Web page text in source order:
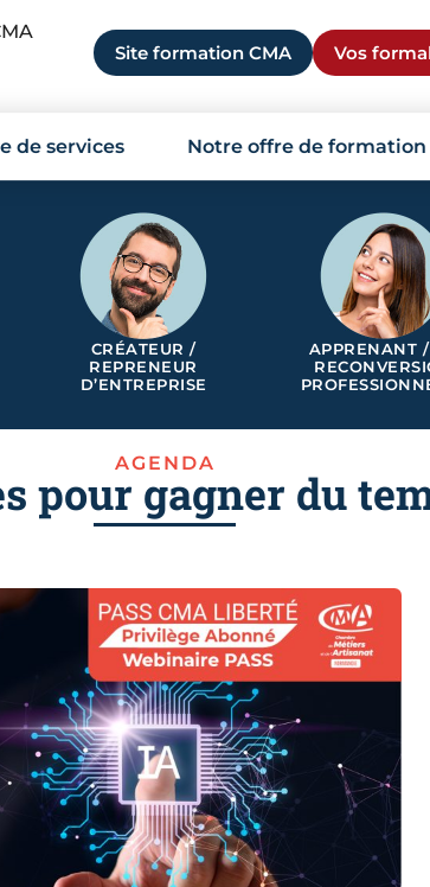
Site formation CMA Vos
de services Notre offre de formation
CRÉATEUR /
REPRENEUR
D’ENTREPRISE
APPRENANT
AGENDA
pour gagner du